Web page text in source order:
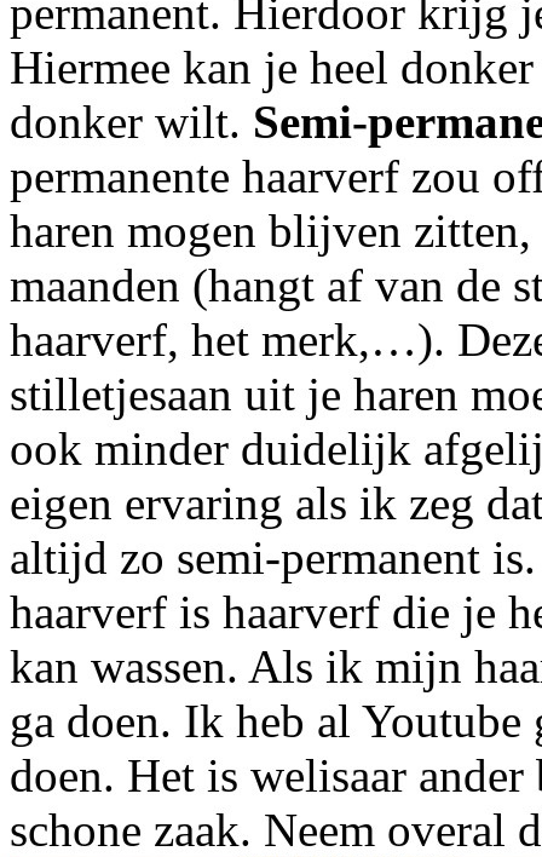
permanent. Hierdoor krijg
Hiermee kan je heel
donker wilt. Semi-
permanente haarverf zou
haren mogen blijven
maanden (hangt af van de
haarverf, het merk,…).
stilletjesaan uit je haren
ook minder duidelijk
eigen ervaring als ik zeg
altijd zo semi-permanent
haarverf is haarverf die je
kan wassen. Als ik mijn
ga doen. Ik heb al
doen. Het is welisaar
schone zaak. Neem overal